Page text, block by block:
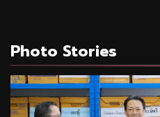
Photo Stories